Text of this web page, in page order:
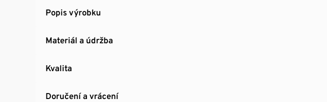
Popis výrobku
Materiál a údržba
Kvalita
Doručení a vrácení